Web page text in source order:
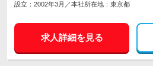
設立：2002年3月／本社所在地：東京都
求人詳細を見る